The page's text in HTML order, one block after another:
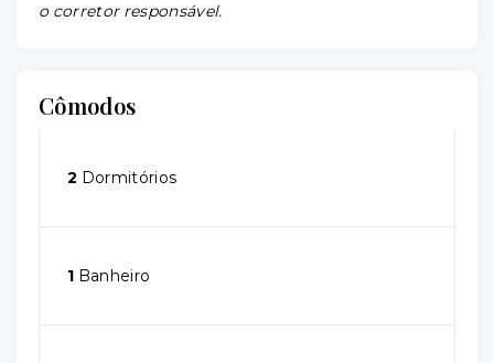
o corretor responsável.
Cômodos
2 Dormitórios
1 Banheiro